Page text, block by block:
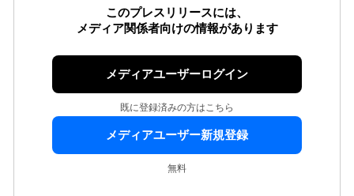
このプレスリリースには、
メディア関係者向けの情報があります
メディアユーザーログイン
既に登録済みの方はこちら
メディアユーザー新規登録
無料